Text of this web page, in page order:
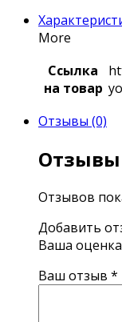
More
Ссылка
на товар
Отзывы (0)
Отзывы
Отзывов
Добавить
Ваша оценка
Ваш отзыв *